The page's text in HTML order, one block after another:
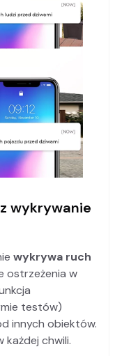
wykrywanie
wykrywa ruch
ostrzeżenia w
testów)
innych obiektów.
każdej chwili.